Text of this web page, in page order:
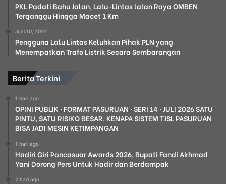
PKL Padati Bahu Jalan, Lalu-Lintas Jalan Raya OMBEN
Terganggu Hingga Macet 1 Km
Juni 10, 2022
Pengguna Lalu Lintas Keluhkan Pihak PLN yang
Menempatkan Trafo Listrik Secara Sembarangan
Berita Terkini
1 hari ago
OPINI PUBLIK · FORMAT PASURUAN · SERI 14 · JULI 2026 SATU
PINTU, SATU RISIKO BESAR. KENAPA SISTEM TJSL PASURUAN
BISA JADI MESIN KETIMPANGAN
1 hari ago
Hadiri Giri Pancasuar Awards 2026, Bupati Fandi Akhmad
Yani Dorong Pers Untuk Hadir dan Berdampak
2 hari ago